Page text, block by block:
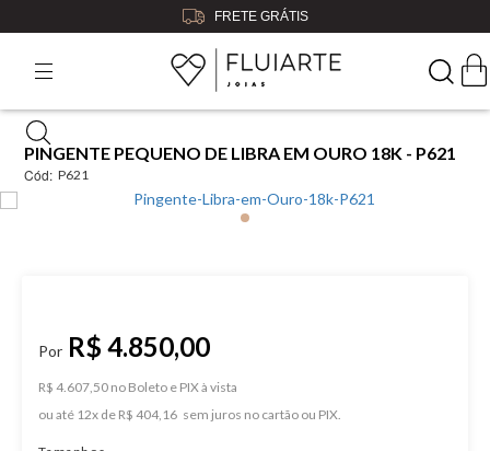
PINGENTE PEQUENO DE LIBRA EM OURO 18K - P621
Cód: P621
R$ 4.850,00
R$ 4.607,50 no Boleto e PIX
ou
12x de R$ 404,16